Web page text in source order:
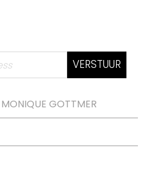
VERSTUUR
GOTTMER